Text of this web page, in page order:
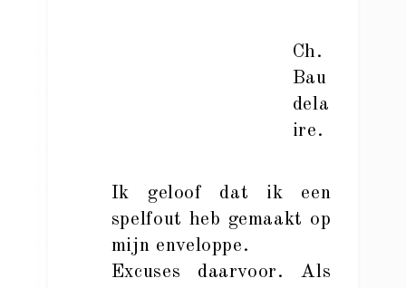
Ch.
Bau
dela
ire.
Ik geloof dat ik een
spelfout heb gemaakt op
mijn enveloppe.
Excuses daarvoor. Als